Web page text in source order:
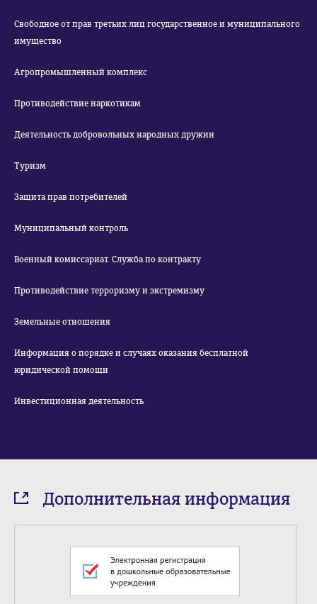
Свободное от прав третьих лиц государственное и муниципального
имущество
Агропромышленный комплекс
Противодействие наркотикам
Деятельность добровольных народных дружин
Туризм
Защита прав потребителей
Муниципальный контроль
Военный комиссариат. Служба по контракту
Противодействие терроризму и экстремизму
Земельные отношения
Информация о порядке и случаях оказания бесплатной
юридической помощи
Инвестиционная деятельность
Дополнительная информация